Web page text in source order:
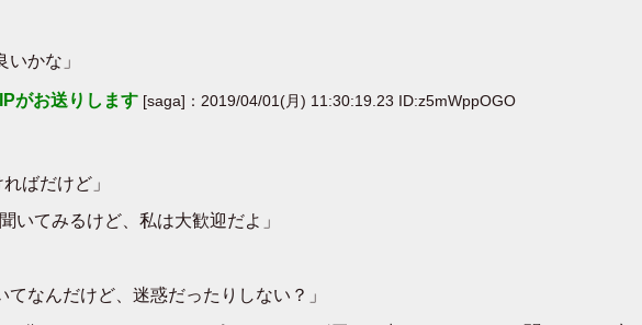
かな」
がお送りします [saga]：2019/04/01(月) 11:30:19.23 ID:z5mWppOGO
ばだけど」
いてみるけど、私は大歓迎だよ」
なんだけど、迷惑だったりしない？」